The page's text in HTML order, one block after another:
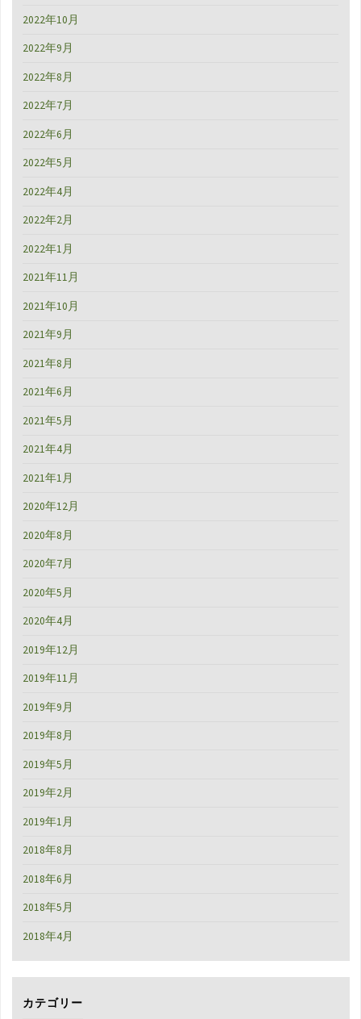
2022年10月
2022年9月
2022年8月
2022年7月
2022年6月
2022年5月
2022年4月
2022年2月
2022年1月
2021年11月
2021年10月
2021年9月
2021年8月
2021年6月
2021年5月
2021年4月
2021年1月
2020年12月
2020年8月
2020年7月
2020年5月
2020年4月
2019年12月
2019年11月
2019年9月
2019年8月
2019年5月
2019年2月
2019年1月
2018年8月
2018年6月
2018年5月
2018年4月
カテゴリー